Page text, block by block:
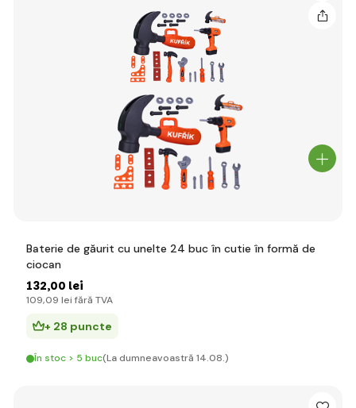
Baterie de găurit cu unelte 24 buc în cutie în formă de
ciocan
132,00 lei
109,09 lei fără TVA
+ 28 puncte
În stoc > 5 buc(La dumneavoastră 14.08.)